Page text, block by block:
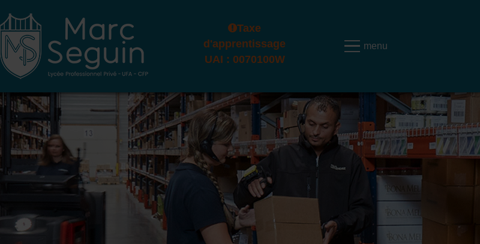
Taxe
d'apprentissage
UAI : 0070100W